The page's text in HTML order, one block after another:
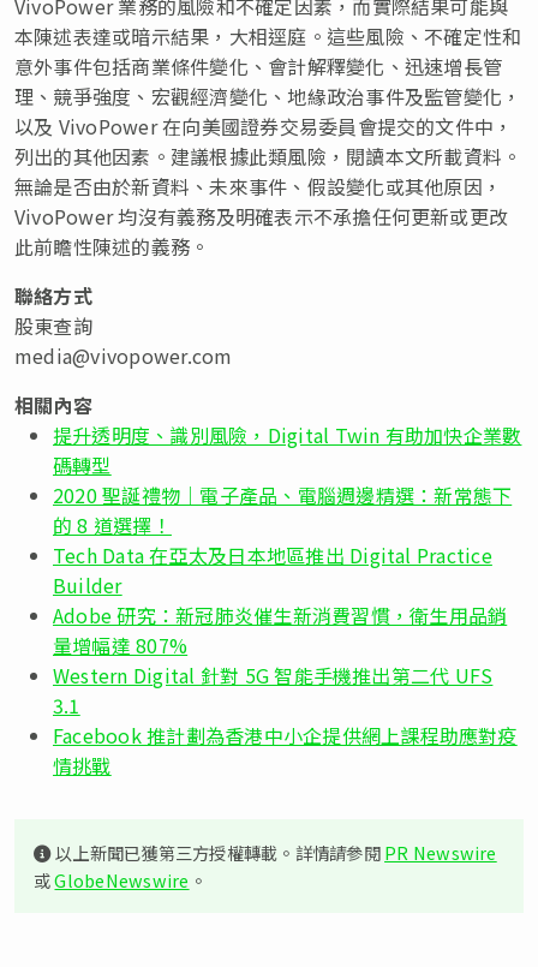
VivoPower 業務的風險和不確定因素，而實際結果可能與
本陳述表達或暗示結果，大相逕庭。這些風險、不確定性和
意外事件包括商業條件變化、會計解釋變化、迅速增長管
理、競爭強度、宏觀經濟變化、地緣政治事件及監管變化，
以及 VivoPower 在向美國證券交易委員會提交的文件中，
列出的其他因素。建議根據此類風險，閱讀本文所載資料。
無論是否由於新資料、未來事件、假設變化或其他原因，
VivoPower 均沒有義務及明確表示不承擔任何更新或更改
此前瞻性陳述的義務。
聯絡方式
股東查詢
media@vivopower.com
相關內容
提升透明度、識別風險，Digital Twin 有助加快企業數
碼轉型
2020 聖誕禮物｜電子產品、電腦週邊精選：新常態下
的 8 道選擇！
Tech Data 在亞太及日本地區推出 Digital Practice
Builder
Adobe 研究：新冠肺炎催生新消費習慣，衛生用品銷
量增幅達 807%
Western Digital 針對 5G 智能手機推出第二代 UFS
3.1
Facebook 推計劃為香港中小企提供網上課程助應對疫
情挑戰
以上新聞已獲第三方授權轉載。詳情請參閱PR Newswire
或GlobeNewswire 。